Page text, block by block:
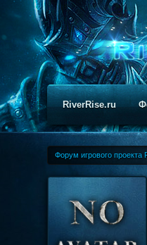
RiverRise.ru
Форум игрового проекта